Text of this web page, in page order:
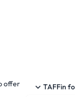
offer
TAFFin